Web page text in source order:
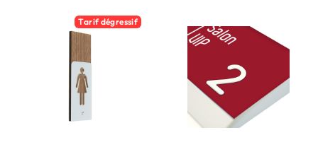
Tarif dégressif